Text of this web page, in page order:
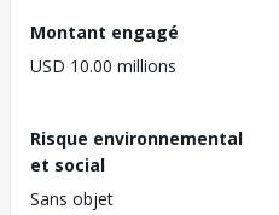
Montant engagé
USD 10.00 millions
Risque environnemental
et social
Sans objet